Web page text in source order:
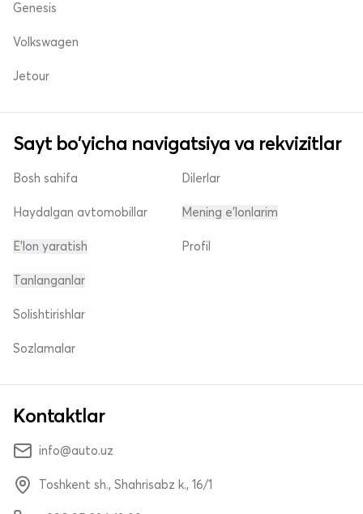
Genesis
Volkswagen
Jetour
Sayt bo'yicha navigatsiya va rekvizitlar
Bosh sahifa
Haydalgan avtomobillar
E'lon yaratish
Dilerlar
Mening e'lonlarim
Profil
Tanlanganlar
Solishtirishlar
Sozlamalar
Kontaktlar
info@auto.uz
Toshkent sh., Shahrisabz k., 16/1